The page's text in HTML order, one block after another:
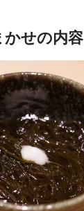
せの内容